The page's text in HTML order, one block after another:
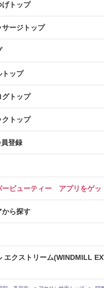
げトップ
サージトップ
トップ
グトップ
クトップ
登録
ービューティー アプリをゲッ
から探す
エクストリーム(WINDMILL